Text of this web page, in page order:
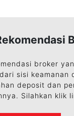
broker
sisi keamanan
deposit dan
Silahkan klik